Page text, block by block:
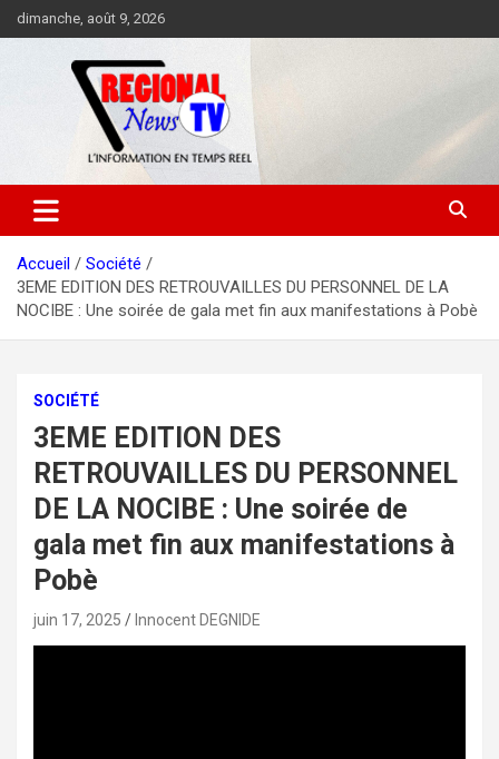
Aller
au
dimanche, août 9, 2026
Accueil
Société
3EME EDITION DES RETROUVAILLES DU PERSONNEL DE LA
NOCIBE : Une soirée de gala met fin aux manifestations à Pobè
SOCIÉTÉ
3EME EDITION DES
RETROUVAILLES DU PERSONNEL
DE LA NOCIBE : Une soirée de
gala met fin aux manifestations à
Pobè
juin 17, 2025 Innocent DEGNIDE